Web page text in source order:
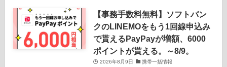
【事務手数料無料】ソフトバン
クのLINEMOをもう1回線申込み
で貰えるPayPayが増額、6000
ポイントが貰える。～8/9。
2026年8月9日 携帯一括情報